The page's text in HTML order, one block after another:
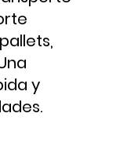
y